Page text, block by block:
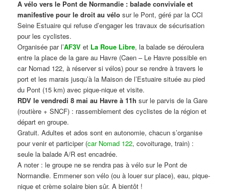
A vélo vers le Pont de Normandie : balade conviviale et
manifestive pour le droit au vélo sur le Pont, géré par la CCI
Seine Estuaire qui refuse d’engager les travaux de sécurisation
pour les cyclistes.
Organisée par l’AF3V et La Roue Libre, la balade se déroulera
entre la place de la gare au Havre (Caen – Le Havre possible en
car Nomad 122, à réserver si vélos) pour se rendre à travers le
port et les marais jusqu’à la Maison de l’Estuaire située au pied
du Pont (15 km) avec pique-nique et visite.
RDV le vendredi 8 mai au Havre à 11h sur le parvis de la Gare
(routière + SNCF) : rassemblement des cyclistes de la région et
départ en groupe.
Gratuit. Adultes et ados sont en autonomie, chacun s’organise
pour venir et participer (car Nomad 122, covoiturage, train) :
seule la balade A/R est encadrée.
A noter : le groupe ne se rendra pas à vélo sur le Pont de
Normandie. Emmener son vélo (ou à louer sur place), eau, pique-
nique et crème solaire bien sûr. A bientôt !